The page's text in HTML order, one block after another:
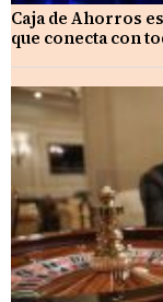
Caja de Ahorros
que conecta con